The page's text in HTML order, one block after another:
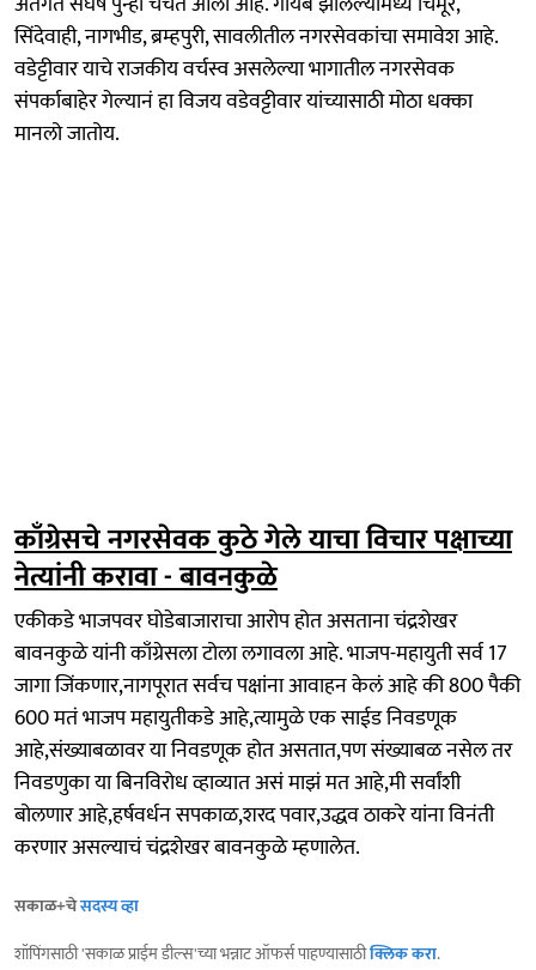
सिंदेवाही, नागभीड, ब्रम्हपुरी, सावलीतील नगरसेवकांचा समावेश आहे.
वडेट्टीवार याचे राजकीय वर्चस्व असलेल्या भागातील नगरसेवक
संपर्काबाहेर गेल्यानं हा विजय वडेवट्टीवार यांच्यासाठी मोठा धक्का
मानलो जातोय.
काँग्रेसचे नगरसेवक कुठे गेले याचा विचार पक्षाच्या
नेत्यांनी करावा - बावनकुळे
एकीकडे भाजपवर घोडेबाजाराचा आरोप होत असताना चंद्रशेखर
बावनकुळे यांनी काँग्रेसला टोला लगावला आहे. भाजप-महायुती सर्व 17
जागा जिंकणार,नागपूरात सर्वच पक्षांना आवाहन केलं आहे की 800 पैकी
600 मतं भाजप महायुतीकडे आहे,त्यामुळे एक साईड निवडणूक
आहे,संख्याबळावर या निवडणूक होत असतात,पण संख्याबळ नसेल तर
निवडणुका या बिनविरोध व्हाव्यात असं माझं मत आहे,मी सर्वांशी
बोलणार आहे,हर्षवर्धन सपकाळ,शरद पवार,उद्धव ठाकरे यांना विनंती
करणार असल्याचं चंद्रशेखर बावनकुळे म्हणालेत.
सकाळ+चेसदस्य व्हा
शॉपिंगसाठी 'सकाळ प्राईम डील्स'च्या भन्नाट ऑफर्स पाहण्यासाठीक्लिक करा.